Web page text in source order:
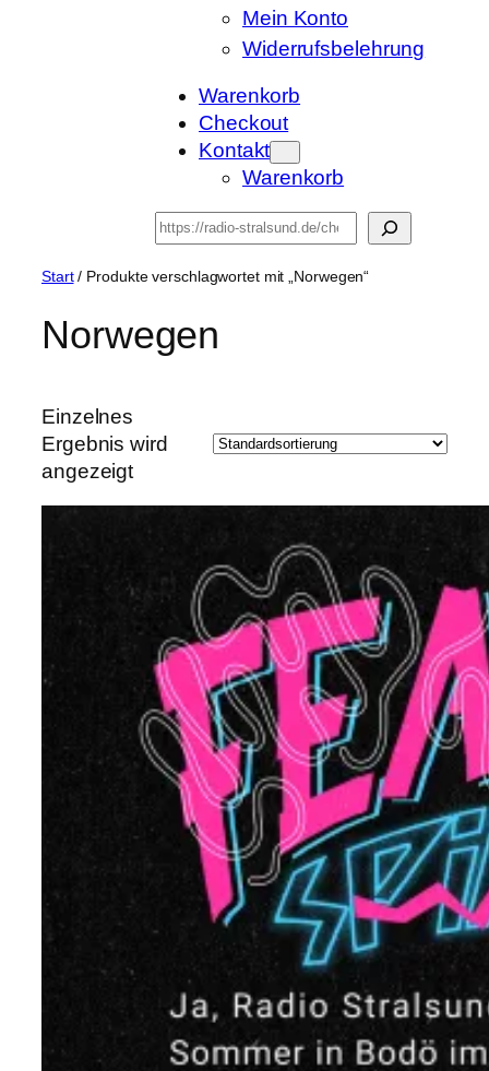
Mein Konto
Widerrufsbelehrung
Warenkorb
Checkout
Kontakt
Warenkorb
Suchen
Start/ Produkte verschlagwortet mit „Norwegen“
Norwegen
Einzelnes
Ergebnis wird
angezeigt